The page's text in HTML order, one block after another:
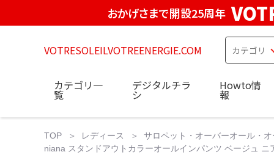
おかげさまで開設25周年
VOTRESOLEILVOTREENERGIE.COM
カテゴリ一
覧
デジタルチラ
シ
Howto情
報
TOP レディース
サロペット・オーバーオール・
niana スタンドアウトカラーオールインパンツ ベージュ